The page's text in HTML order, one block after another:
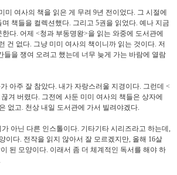
미 여사의 책을 읽은 게 무려 9년 전이었다. 그 시절에
책들을 컬렉션했다. 그리고 5권을 읽었다. 예나 지금
한다. 어제 <청과 부동명왕>을 읽는 와중에 도서관에
건 없다. 그냥 미미 여사의 책이니까 읽는 것이다. 저
을 쟁여 오려고 했는데 너무 늦게 가는 바람에 열람
아주 잘 참았다. 내가 자랑스러울 지경이다. 그런데 <
겨 버렸다. 그전에 사둔 미미 여사의 책들은 상자에
없고. 천상 내일 도서관에 가서 빌려야겠다.
아닌 다른 인스톨이다. 기타기타 시리즈라고 하는데 ,
이다. 전작을 읽지 않아서 잘 모르겠지만, 올해 16살
된 모양이다. 이래서 좀 더 체계적인 독서를 해야 하